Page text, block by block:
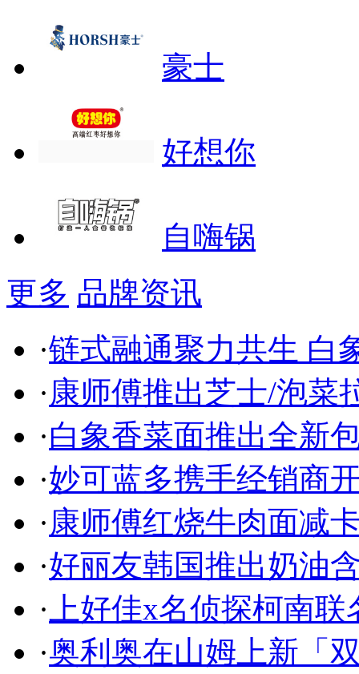
豪士
好想你
自嗨锅
更多 品牌资讯
·链式融通聚力共生 白
·康师傅推出芝士/泡菜
·白象香菜面推出全新
·妙可蓝多携手经销商
·康师傅红烧牛肉面减
·好丽友韩国推出奶油
· 上好佳x名侦探柯南联
·奥利奥在山姆上新「